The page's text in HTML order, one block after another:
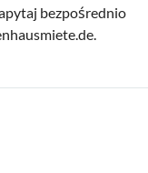
bezpośrednio